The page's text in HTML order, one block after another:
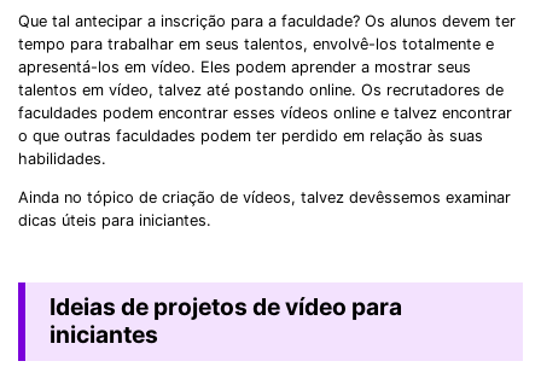
Que tal antecipar a inscrição para a faculdade? Os alunos devem ter
tempo para trabalhar em seus talentos, envolvê-los totalmente e
apresentá-los em vídeo. Eles podem aprender a mostrar seus
talentos em vídeo, talvez até postando online. Os recrutadores de
faculdades podem encontrar esses vídeos online e talvez encontrar
o que outras faculdades podem ter perdido em relação às suas
habilidades.
Ainda no tópico de criação de vídeos, talvez devêssemos examinar
dicas úteis para iniciantes.
Ideias de projetos de vídeo para
iniciantes